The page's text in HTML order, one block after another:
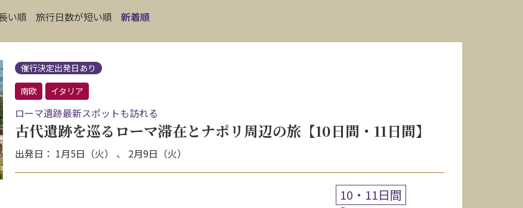
い順 旅行日数が短い順 新着順
催行決定出発日あり
南欧
イタリア
ローマ遺跡最新スポットも訪れる
古代遺跡を巡るローマ滞在とナポリ周辺の旅【10日間・11日間】
出発日： 1月5日（火） 、 2月9日（火）
10・11日間